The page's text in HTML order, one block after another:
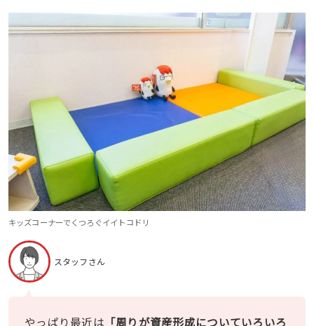
キッズコーナーでくつろぐイイトコドリ
スタッフさん
やっぱり最近は 「周りが資産形成についていろいろ